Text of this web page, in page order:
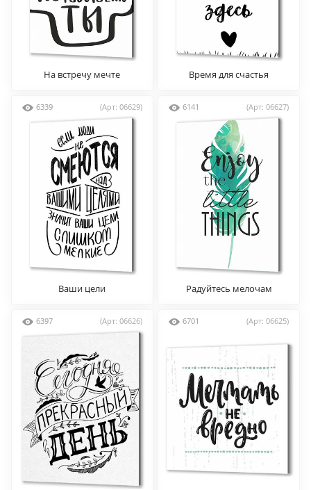
На встречу мечте Время для счастья
6339 (Арт: 06629)
Ваши цели
6141 (Арт: 06627)
Радуйтесь мелочам
6397 (Арт: 06626) 6701 (Арт: 06625)